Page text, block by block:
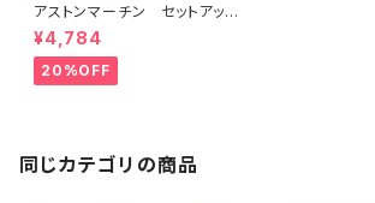
アストンマーチン セットアッ
プ ダブル グレー
¥4,784
20%OFF
同じカテゴリの商品